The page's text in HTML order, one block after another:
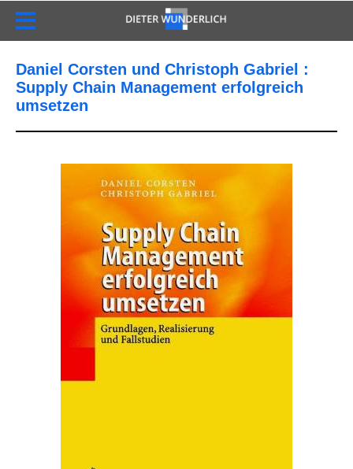
Daniel Corsten und Christoph Gabriel :
Supply Chain Management erfolgreich
umsetzen